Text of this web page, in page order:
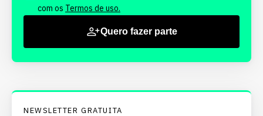
com os Termos de uso.
Quero fazer parte
NEWSLETTER GRATUITA